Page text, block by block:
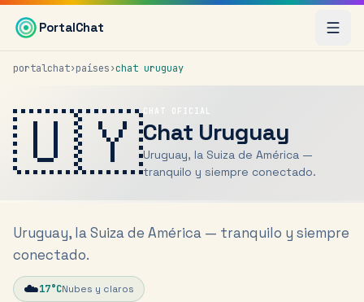
Saltar al contenido principal
PortalChat
portalchat›países›chat uruguay
🇺🇾CHAT OFICIAL
Chat Uruguay
Uruguay, la Suiza de América —
tranquilo y siempre conectado.
Uruguay, la Suiza de América — tranquilo y siempre
conectado.
☁️17°CNubes y claros